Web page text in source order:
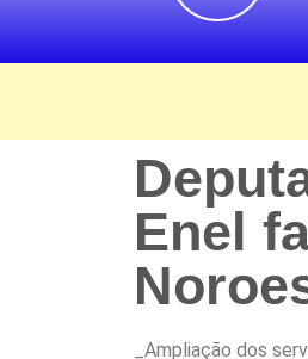
Enel
_Ampliação dos